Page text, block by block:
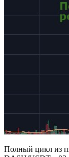
Полный цикл из